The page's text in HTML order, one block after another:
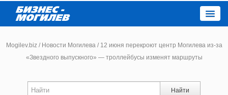
Mogilev.biz / Новости Могилева /12 июня перекроют центр Могилева из-за
«Звездного выпускного» — троллейбусы изменят маршруты
Найти